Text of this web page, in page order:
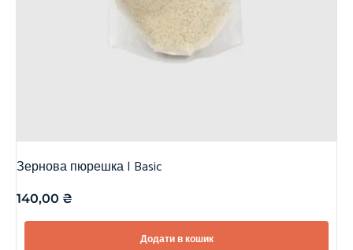
Зернова пюрешка | Basic
140,00 ₴
Додати в кошик